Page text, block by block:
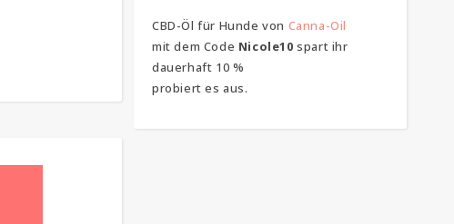
CBD-Öl für Hunde von Canna-Oil
mit dem Code Nicole10 spart ihr
dauerhaft 10 %
probiert es aus.